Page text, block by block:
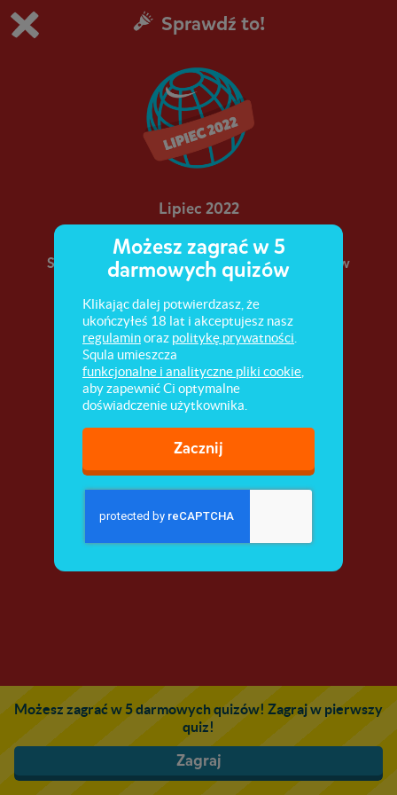
Grasz w wersję demonstracyjną Squli
Kup teraz!
0
Sprawdź to!
Lipiec 2022
Sprawdź, co zdarzyło się w Polsce i na świecie w
lipcu 2022 roku.
Możesz zagrać w 5 darmowych quizów! Zagraj w pierwszy
quiz!
Zagraj
Możesz zagrać w 5
darmowych quizów
Klikając dalej potwierdzasz, że
ukończyłeś 18 lat i akceptujesz nasz
regulaminoraz politykę prywatności
Squla umieszcza
funkcjonalne i analityczne pliki cookie
aby zapewnić Ci optymalne
doświadczenie użytkownika.
Zacznij